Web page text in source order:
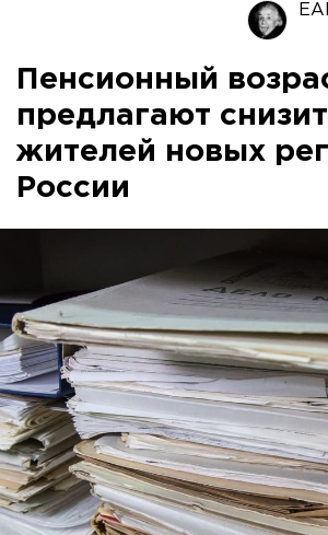
Пенсионный
предлагают
жителей новых
России